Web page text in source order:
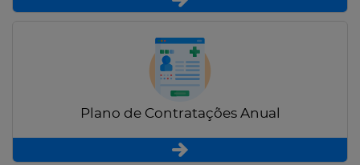
Plano de Contratações Anual